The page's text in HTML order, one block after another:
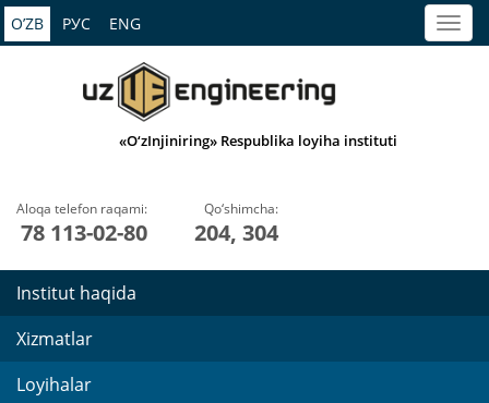
O’ZB РУС ENG
«O‘zInjiniring» Respublika loyiha instituti
Aloqa telefon raqami:
78 113-02-80
Qo‘shimcha:
204, 304
Institut haqida
Xizmatlar
Loyihalar